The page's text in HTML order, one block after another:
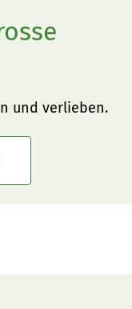
und verlieben.